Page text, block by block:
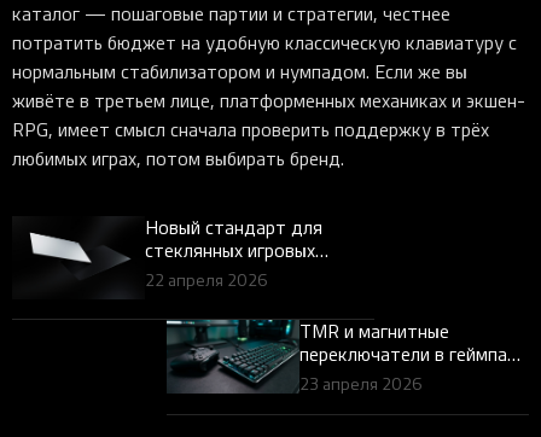
каталог — пошаговые партии и стратегии, честнее
потратить бюджет на удобную классическую клавиатуру с
нормальным стабилизатором и нумпадом. Если же вы
живёте в третьем лице, платформенных механиках и экшен-
RPG, имеет смысл сначала проверить поддержку в трёх
любимых играх, потом выбирать бренд.
Новый стандарт для
стеклянных игровых
ковриков для мышей:
Представляем Razer Atlas
Pro
22 апреля 2026
TMR и магнитные
переключатели в геймпаде
и на клавиатуре:
ощущение против
классики
23 апреля 2026